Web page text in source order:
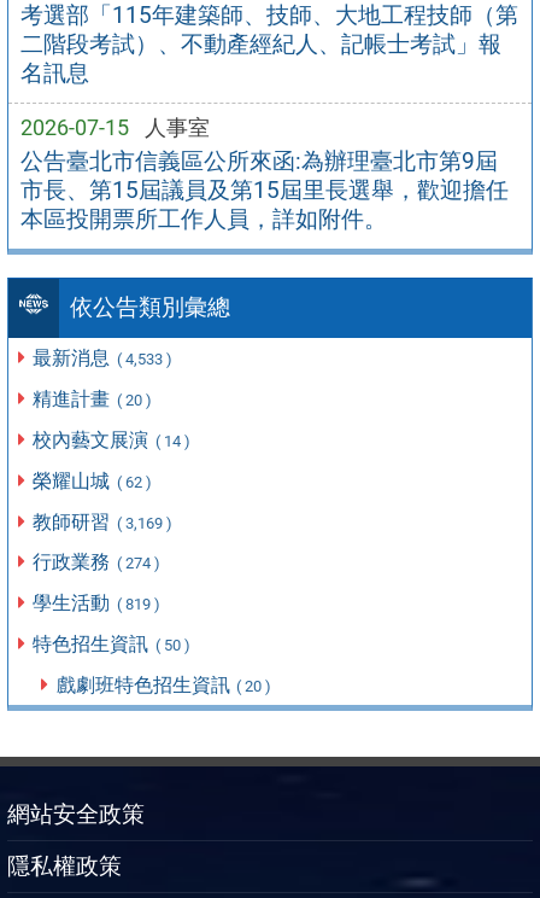
考選部「115年建築師、技師、大地工程技師（第
二階段考試）、不動產經紀人、記帳士考試」報
名訊息
2026-07-15 人事室
公告臺北市信義區公所來函:為辦理臺北市第9屆
市長、第15屆議員及第15屆里長選舉，歡迎擔任
本區投開票所工作人員，詳如附件。
依公告類別彙總
最新消息 ( 4,533 )
精進計畫 ( 20 )
校內藝文展演 ( 14 )
榮耀山城 ( 62 )
教師研習 ( 3,169 )
行政業務 ( 274 )
學生活動 ( 819 )
特色招生資訊 ( 50 )
戲劇班特色招生資訊 ( 20 )
網站安全政策
隱私權政策